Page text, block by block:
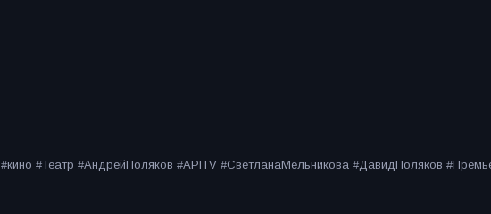
#Театр #АндрейПоляков #APITV #СветланаМельникова #ДавидПоляков